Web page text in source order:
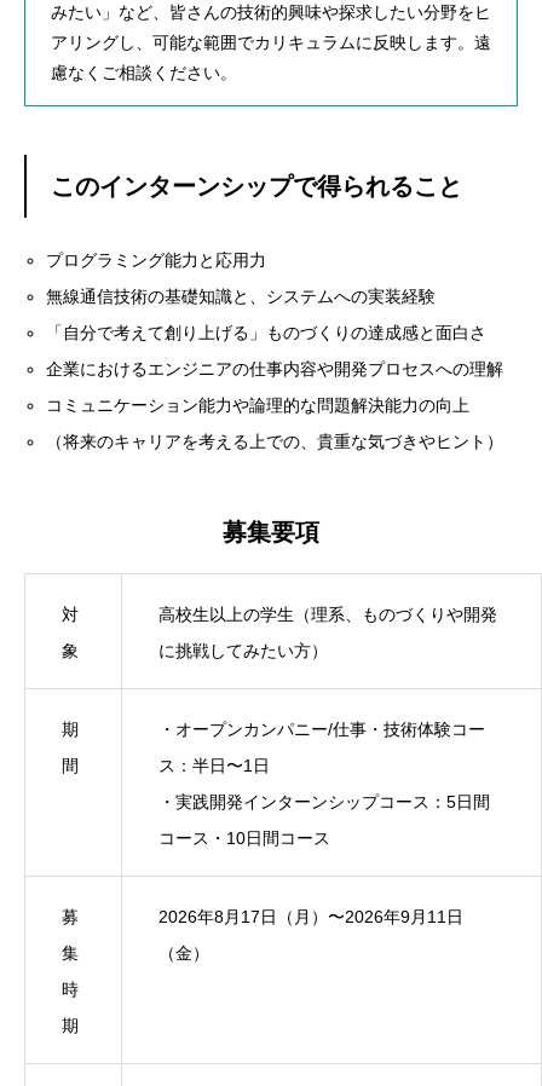
みたい」など、皆さんの技術的興味や探求したい分野をヒ
アリングし、可能な範囲でカリキュラムに反映します。遠
慮なくご相談ください。
このインターンシップで得られること
プログラミング能力と応用力
無線通信技術の基礎知識と、システムへの実装経験
「自分で考えて創り上げる」ものづくりの達成感と面白さ
企業におけるエンジニアの仕事内容や開発プロセスへの理解
コミュニケーション能力や論理的な問題解決能力の向上
（将来のキャリアを考える上での、貴重な気づきやヒント）
募集要項
対
象
高校生以上の学生（理系、ものづくりや開発
に挑戦してみたい方）
期
間
・オープンカンパニー/仕事・技術体験コー
ス：半日〜1日
・実践開発インターンシップコース：5日間
コース・10日間コース
募
集
時
期
2026年8月17日（月）〜2026年9月11日
（金）